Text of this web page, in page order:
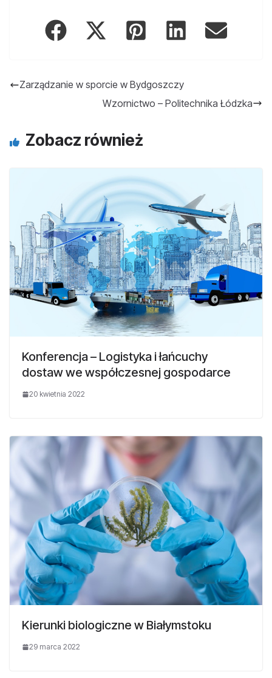
Zarządzanie w sporcie w Bydgoszczy
Wzornictwo – Politechnika Łódzka
Zobacz również
Konferencja – Logistyka i łańcuchy
dostaw we współczesnej gospodarce
20 kwietnia 2022
Kierunki biologiczne w Białymstoku
29 marca 2022